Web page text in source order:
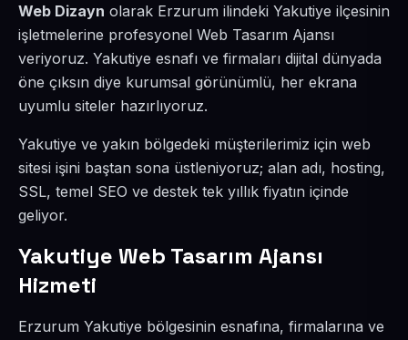
Web Dizayn olarak Erzurum ilindeki Yakutiye ilçesinin
işletmelerine profesyonel Web Tasarım Ajansı
veriyoruz. Yakutiye esnafı ve firmaları dijital dünyada
öne çıksın diye kurumsal görünümlü, her ekrana
uyumlu siteler hazırlıyoruz.
Yakutiye ve yakın bölgedeki müşterilerimiz için web
sitesi işini baştan sona üstleniyoruz; alan adı, hosting,
SSL, temel SEO ve destek tek yıllık fiyatın içinde
geliyor.
Yakutiye Web Tasarım Ajansı
Hizmeti
Erzurum Yakutiye bölgesinin esnafına, firmalarına ve